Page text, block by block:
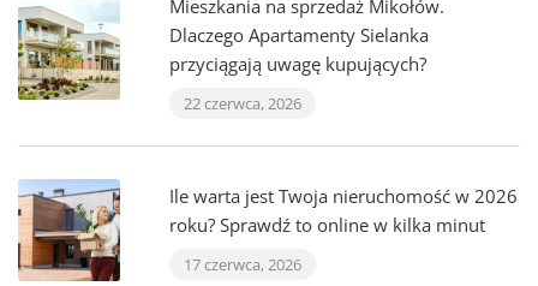
Mieszkania na sprzedaż Mikołów.
Dlaczego Apartamenty Sielanka
przyciągają uwagę kupujących?
22 czerwca, 2026
Ile warta jest Twoja nieruchomość w 2026
roku? Sprawdź to online w kilka minut
17 czerwca, 2026